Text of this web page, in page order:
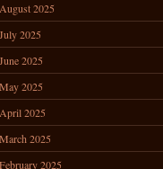
August 2025
July 2025
June 2025
May 2025
April 2025
March 2025
February 2025